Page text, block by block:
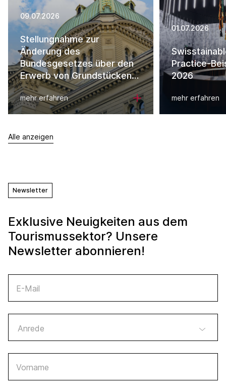
09.07.2026
Stellungnahme zur
Änderung des
Bundesgesetzes über den
Erwerb von Grundstücken
durch Personen im Ausland
mehr erfahren
01.07.2026
Practice-
2026
mehr erfahren
Alle anzeigen
Newsletter
Exklusive Neuigkeiten aus dem
Tourismussektor? Unsere
Newsletter abonnieren!
E-Mail
Vorname